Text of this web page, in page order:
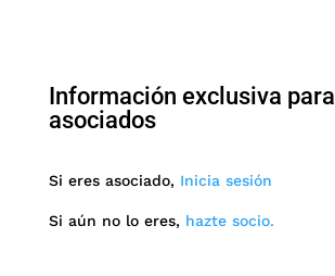
Información exclusiva para
asociados
Si eres asociado, Inicia sesión
Si aún no lo eres, hazte socio.